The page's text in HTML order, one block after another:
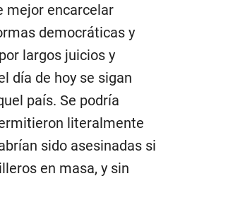
mejor encarcelar
democráticas y
largos juicios y
día de hoy se sigan
país. Se podría
literalmente
sido asesinadas si
en masa, y sin